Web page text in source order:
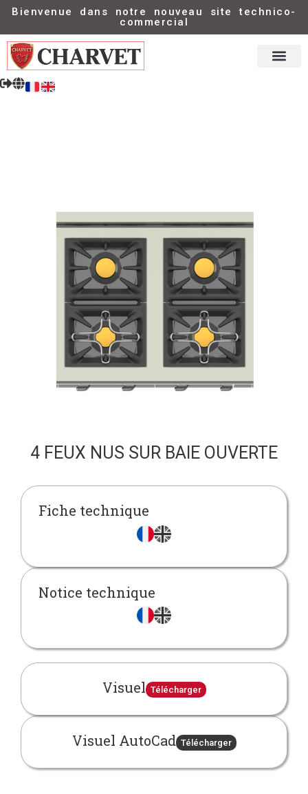
Bienvenue dans notre nouveau site technico-
commercial
4 FEUX NUS SUR BAIE OUVERTE
Fiche technique
Notice technique
Visuel Télécharger
Visuel AutoCad Télécharger